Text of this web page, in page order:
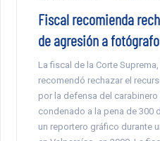
Fiscal recomienda
de agresión a
La fiscal de la Corte
recomendó rechazar el
por la defensa del carabinero
condenado a la pena de 300
un reportero gráfico durante